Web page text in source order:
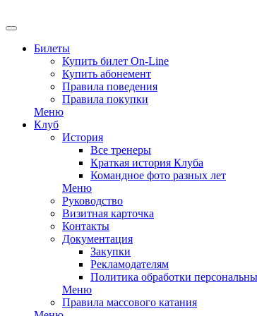
Билеты
Купить билет On-Line
Купить абонемент
Правила поведения
Правила покупки
Меню
Клуб
История
Все тренеры
Краткая история Клуба
Командное фото разных лет
Меню
Руководство
Визитная карточка
Контакты
Документация
Закупки
Рекламодателям
Политика обработки
Меню
Правила массового катания